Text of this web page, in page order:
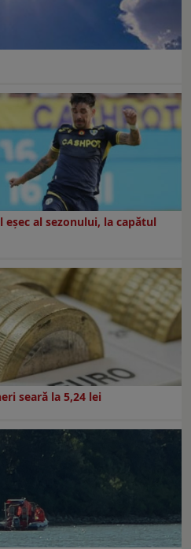
al sezonului, la capătul
seară la 5,24 lei